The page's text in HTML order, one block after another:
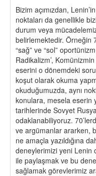
Bizim açımızdan,
noktaları da genellikle
durum veya
belirlemektedir. Örneğin
“sağ” ve “sol”
Radikalizm’,
eserini o dönemdeki
koşut olarak okuma
okuduğumuzda, aynı
konulara, mesela eserin
tarihlerinde Sovyet
odaklanabiliyoruz.
ve argümanlar ararken,
ne amaçla yazıldığına
deneylerimizi yeni Lenin
ile paylaşmak ve bu
sağlamak görevlerimiz